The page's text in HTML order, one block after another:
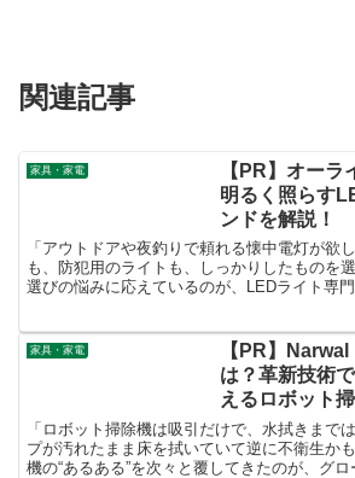
関連記事
家具・家電
【PR】オーラ
明るく照らす
ンドを解説！
「アウトドアや夜釣りで頼れる懐中電灯が欲
も、防犯用のライトも、しっかりしたものを
選びの悩みに応えているのが、LEDライト専
家具・家電
【PR】
は？革新技術
えるロボット
説！
「ロボット掃除機は吸引だけで、水拭きまで
プが汚れたまま床を拭いていて逆に不衛生か
機の“あるある”を次々と覆してきたのが、グ